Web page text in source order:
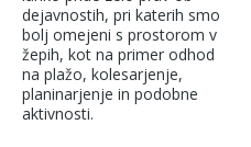
dejavnostih, pri katerih smo
bolj omejeni s prostorom v
žepih, kot na primer odhod
na plažo, kolesarjenje,
planinarjenje in podobne
aktivnosti.